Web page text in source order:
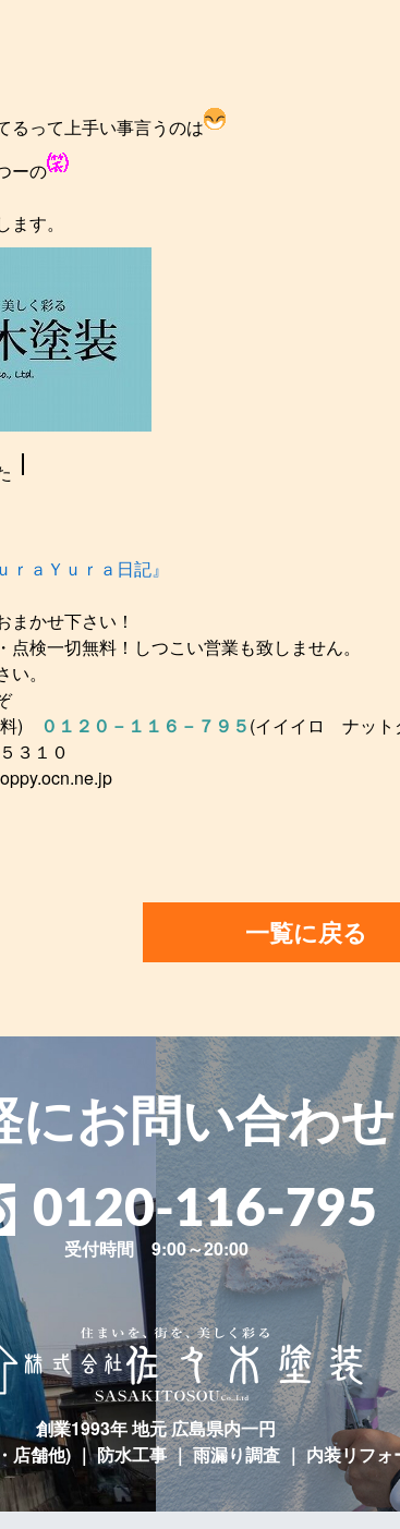
るって上手い事言うのは
ーの
す。
ｒａＹｕｒａ日記』
まかせ下さい！
検一切無料！しつこい営業も致しません。
。
)
０１２０－１１６－７９５(イイイロ ナット
３１０
一覧に戻る
にお問い合わ
0120-116-795
受付時間 9:00～20:00
創業1993年 地元 広島県内一円
店舗他) ｜ 防水工事 ｜ 雨漏り調査 ｜ 内装リフォ